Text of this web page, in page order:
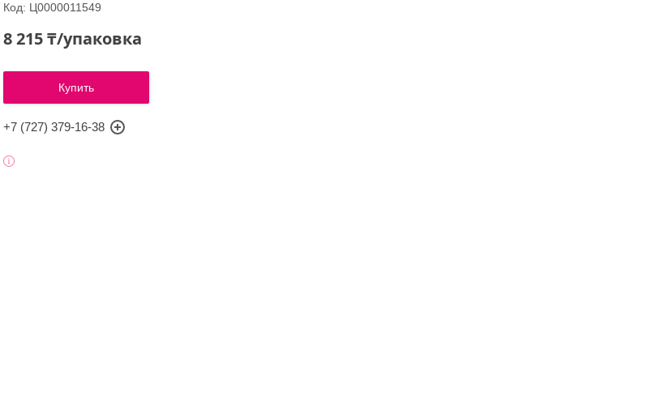
Код: Ц0000011549
8 215 ₸/упаковка
Купить
+7 (727) 379-16-38